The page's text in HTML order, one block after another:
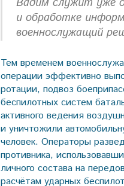
и обработке
военнослужащий
Тем временем
операции эффективно
ротации, подвоз
беспилотных систем
активного ведения
и уничтожили
человек. Операторы
противника,
личного состава на
расчётам ударных